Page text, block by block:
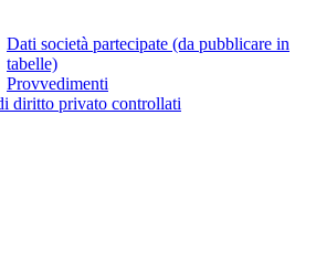
Dati società partecipate (da pubblicare in
tabelle)
Provvedimenti
diritto privato controllati